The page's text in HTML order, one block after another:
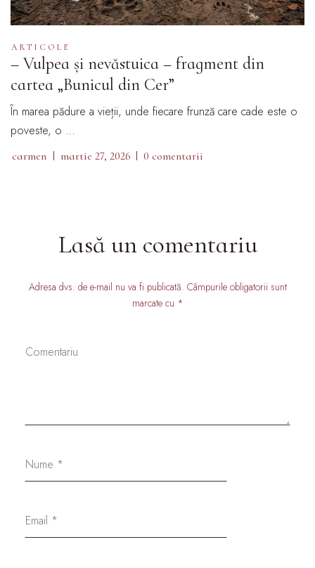
ARTICOLE
– Vulpea și nevăstuica – fragment din
cartea „Bunicul din Cer”
În marea pădure a vieții, unde fiecare frunză care cade este o
poveste, o …
carmen martie 27, 2026 0 comentarii
Lasă un comentariu
Adresa dvs. de e-mail nu va fi publicată. Câmpurile obligatorii sunt
marcate cu *